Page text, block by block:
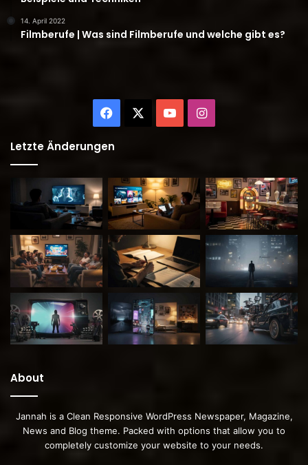
14. April 2022
Filmberufe | Was sind Filmberufe und welche gibt es?
Facebook YouTubeInstagram
Letzte Änderungen
About
Jannah is a Clean Responsive WordPress Newspaper, Magazine,
News and Blog theme. Packed with options that allow you to
completely customize your website to your needs.